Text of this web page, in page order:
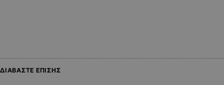
ΔΙΑΒΑΣΤΕ ΕΠΙΣΗΣ